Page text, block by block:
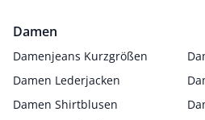
Damen
Damenjeans Kurzgrößen
Damen Lederjacken
Damen Shirtblusen